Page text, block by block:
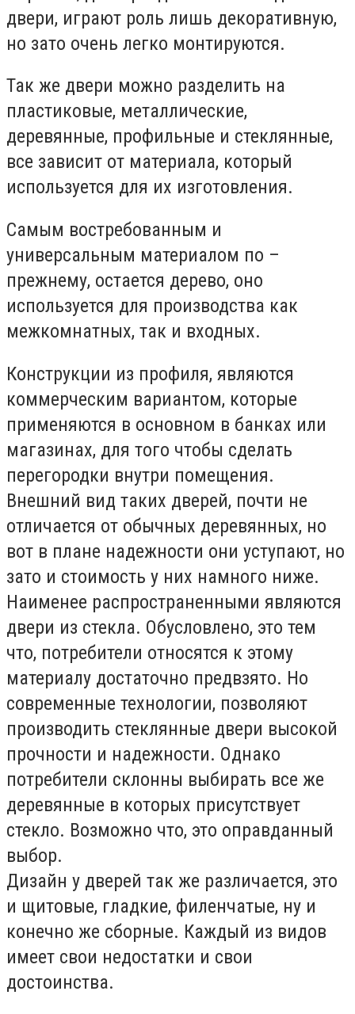
двери, играют роль лишь декоративную,
но зато очень легко монтируются.
Так же двери можно разделить на
пластиковые, металлические,
деревянные, профильные и стеклянные,
все зависит от материала, который
используется для их изготовления.
Самым востребованным и
универсальным материалом по –
прежнему, остается дерево, оно
используется для производства как
межкомнатных, так и входных.
Конструкции из профиля, являются
коммерческим вариантом, которые
применяются в основном в банках или
магазинах, для того чтобы сделать
перегородки внутри помещения.
Внешний вид таких дверей, почти не
отличается от обычных деревянных, но
вот в плане надежности они уступают, но
зато и стоимость у них намного ниже.
Наименее распространенными являются
двери из стекла. Обусловлено, это тем
что, потребители относятся к этому
материалу достаточно предвзято. Но
современные технологии, позволяют
производить стеклянные двери высокой
прочности и надежности. Однако
потребители склонны выбирать все же
деревянные в которых присутствует
стекло. Возможно что, это оправданный
выбор.
Дизайн у дверей так же различается, это
и щитовые, гладкие, филенчатые, ну и
конечно же сборные. Каждый из видов
имеет свои недостатки и свои
достоинства.